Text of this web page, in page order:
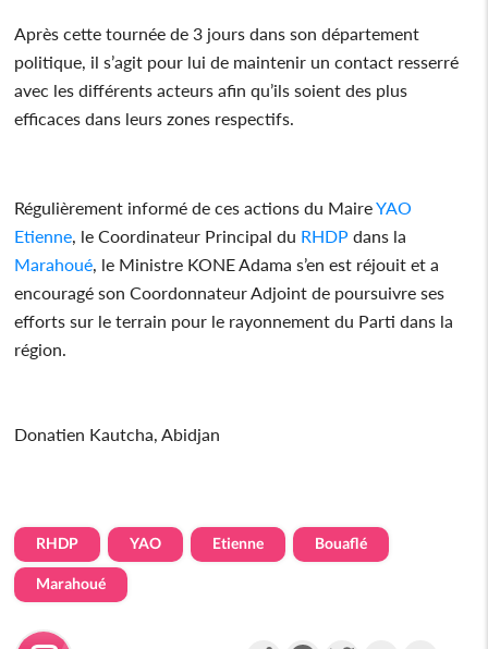
Après cette tournée de 3 jours dans son département
politique, il s’agit pour lui de maintenir un contact resserré
avec les différents acteurs afin qu’ils soient des plus
efficaces dans leurs zones respectifs.
Régulièrement informé de ces actions du MaireYAO
Etienne, le Coordinateur Principal du RHDP dans la
Marahoué, le Ministre KONE Adama s’en est réjouit et a
encouragé son Coordonnateur Adjoint de poursuivre ses
efforts sur le terrain pour le rayonnement du Parti dans la
région.
Donatien Kautcha, Abidjan
RHDP YAO Etienne Bouaflé
Marahoué